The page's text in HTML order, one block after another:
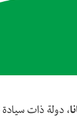
، دولة ذات سيادة